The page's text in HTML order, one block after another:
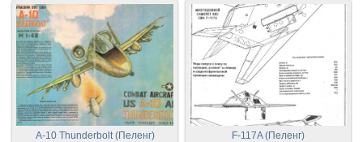
A-10 Thunderbolt (Пеленг) F-117A (Пеленг)